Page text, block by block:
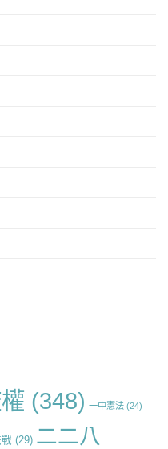
(348) 一中憲法 (24)
戰 (29) 二二八